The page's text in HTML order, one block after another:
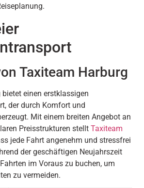
Taxiteam Harburg
einen erstklassigen
der durch Komfort und
Mit einem breiten Angebot an
Preisstrukturen stellt Taxiteam
jede Fahrt angenehm und stressfrei
der geschäftigen Neujahrszeit
im Voraus zu buchen, um
zu vermeiden.